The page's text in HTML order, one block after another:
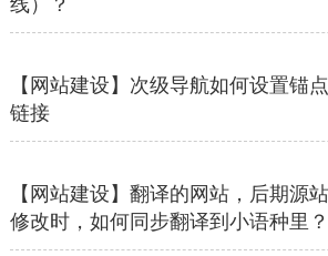
【网站建设】次级导航如何设置锚点
链接
修改时，如何同步翻译到小语种里？